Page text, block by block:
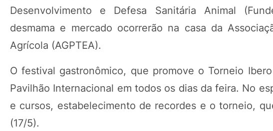
Desenvolvimento e Defesa Sanitária Animal
desmama e mercado ocorrerão na casa da
Agrícola (AGPTEA).
O festival gastronômico, que promove o Torneio
Pavilhão Internacional em todos os dias da feira. No
e cursos, estabelecimento de recordes e o torneio,
(17/5).